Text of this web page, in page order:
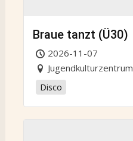
Braue tanzt (Ü30)
2026-11-07
Disco